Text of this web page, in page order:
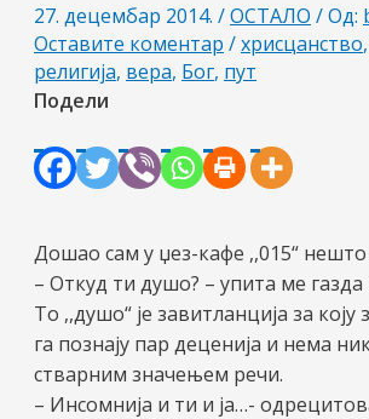
27. децембар 2014. /ОСТАЛО / Од:
Оставите коментар /хрисцанство,
религија, вера, Бог, пут
Подели
Дошао сам у џез-кафе ,,015“
– Откуд ти душо? – упита ме
То ,,душо“ је завитланција за коју
га познају пар деценија и нема
стварним значењем речи.
– Инсомнија и ти и ја…-